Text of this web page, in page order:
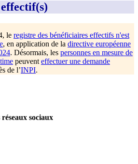
le registre des bénéficiaires effectifs n'est
, en application de la directive européenne
. Désormais, les personnes en mesure de
peuvent effectuer une demande
de l’INPI.
sociaux